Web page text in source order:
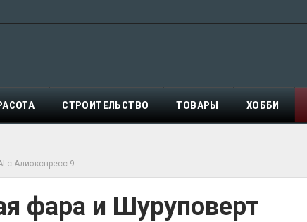
СТРОИТЕЛЬСТВО ТОВАРЫ ХОББИ
с Алиэкспресс 9
фара и Шуруповерт